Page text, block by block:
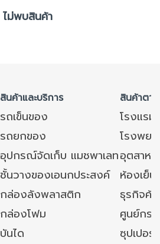
ไม่พบสินค้า
สินค้าและบริการ สินค้าตา
รถเข็นของ
โรงแร
รถยกของ
โรงพย
อุปกรณ์จัดเก็บ แมชพาเลทอุตสาหก
ชั้นวางของเอนกประสงค์
ห้องเย็
กล่องลังพลาสติก
ธุรกิจค้
กล่องโฟม
ศูนย์กร
บันได
ซุปเปอ